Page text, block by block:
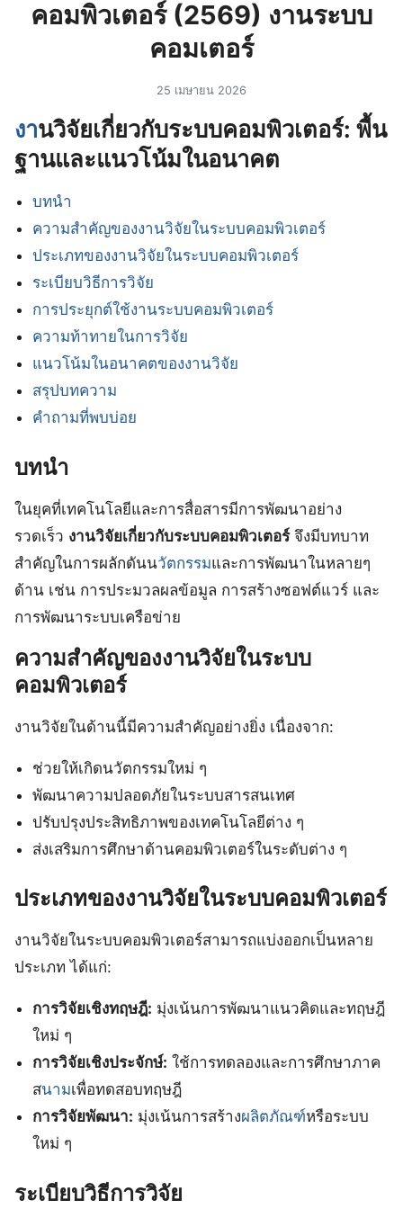
คอมพิวเตอร์ (2569) งานระบบ
คอมเตอร์
25 เมษายน 2026
งานวิจัยเกี่ยวกับระบบคอมพิวเตอร์: พื้น
ฐานและแนวโน้มในอนาคต
บทนำ
ความสำคัญของงานวิจัยในระบบคอมพิวเตอร์
ประเภทของงานวิจัยในระบบคอมพิวเตอร์
ระเบียบวิธีการวิจัย
การประยุกต์ใช้งานระบบคอมพิวเตอร์
ความท้าทายในการวิจัย
แนวโน้มในอนาคตของงานวิจัย
สรุปบทความ
คำถามที่พบบ่อย
บทนำ
ในยุคที่เทคโนโลยีและการสื่อสารมีการพัฒนาอย่าง
รวดเร็ว งานวิจัยเกี่ยวกับระบบคอมพิวเตอร์จึงมีบทบาท
สำคัญในการผลักดันนวัตกรรมและการพัฒนาในหลายๆ
ด้าน เช่น การประมวลผลข้อมูล การสร้างซอฟต์แวร์ และ
การพัฒนาระบบเครือข่าย
ความสำคัญของงานวิจัยในระบบ
คอมพิวเตอร์
งานวิจัยในด้านนี้มีความสำคัญอย่างยิ่ง เนื่องจาก:
ช่วยให้เกิดนวัตกรรมใหม่ ๆ
พัฒนาความปลอดภัยในระบบสารสนเทศ
ปรับปรุงประสิทธิภาพของเทคโนโลยีต่าง ๆ
ส่งเสริมการศึกษาด้านคอมพิวเตอร์ในระดับต่าง ๆ
ประเภทของงานวิจัยในระบบคอมพิวเตอร์
งานวิจัยในระบบคอมพิวเตอร์สามารถแบ่งออกเป็นหลาย
ประเภท ได้แก่:
การวิจัยเชิงทฤษฎี: มุ่งเน้นการพัฒนาแนวคิดและทฤษฎี
ใหม่ ๆ
การวิจัยเชิงประจักษ์: ใช้การทดลองและการศึกษาภาค
สนามเพื่อทดสอบทฤษฎี
การวิจัยพัฒนา: มุ่งเน้นการสร้างผลิตภัณฑ์หรือระบบ
ใหม่ ๆ
ระเบียบวิธีการวิจัย